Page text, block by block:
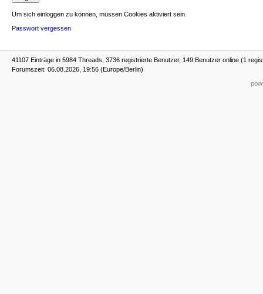
Um sich einloggen zu können, müssen Cookies aktiviert sein.
Passwort vergessen
41107 Einträge in 5984 Threads, 3736 registrierte Benutzer, 149 Benutzer online (1
Forumszeit: 06.08.2026, 19:56 (Europe/Berlin)